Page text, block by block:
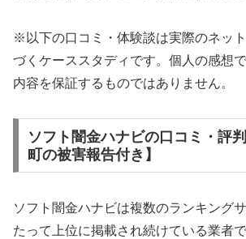
※以下の口コミ・体験談は実際のネッ
づくケーススタディです。個人の感想
内容を保証するものではありません。
ソフト闇金ハナビの口コミ・評
町の被害報告付き】
ソフト闇金ハナビは複数のランキング
たって上位に掲載され続けている業者